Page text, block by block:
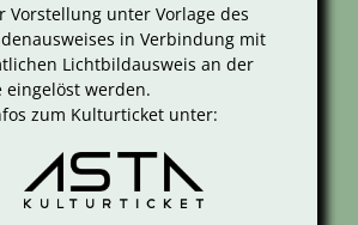
Vorstellung unter Vorlage des
in Verbindung mit
Lichtbildausweis an der
eingelöst werden.
zum Kulturticket unter: